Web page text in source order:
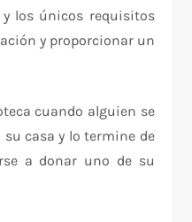
y los únicos requisitos
y proporcionar un
cuando alguien se
casa y lo termine de
a donar uno de su